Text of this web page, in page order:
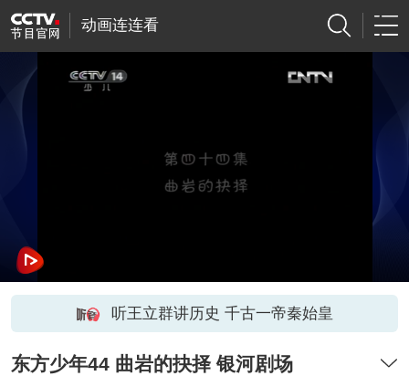
动画连连看
听王立群讲历史 千古一帝秦始皇
东方少年44 曲岩的抉择 银河剧场